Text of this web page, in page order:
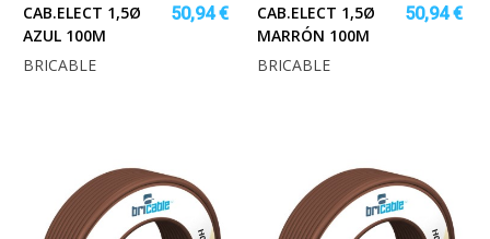
CAB.ELECT 1,5Ø
AZUL 100M
50,94 €
BRICABLE
CAB.ELECT 1,5Ø
MARRÓN 100M
50,94 €
BRICABLE